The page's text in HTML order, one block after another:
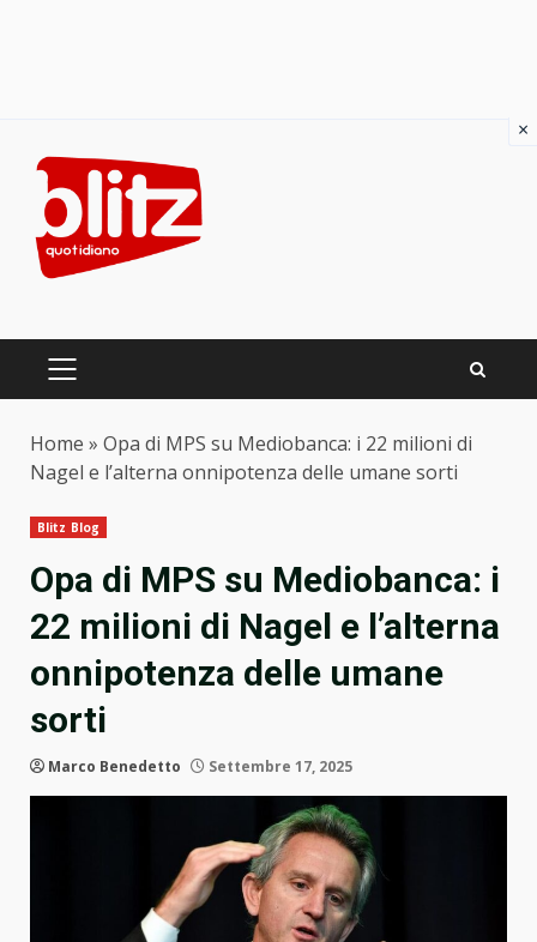
content
PRIMARY
Home » Opa di MPS su Mediobanca: i 22 milioni di
Nagel e l’alterna onnipotenza delle umane sorti
Blitz Blog
Opa di MPS su Mediobanca: i
22 milioni di Nagel e l’alterna
onnipotenza delle umane
sorti
Marco Benedetto Settembre 17, 2025
×